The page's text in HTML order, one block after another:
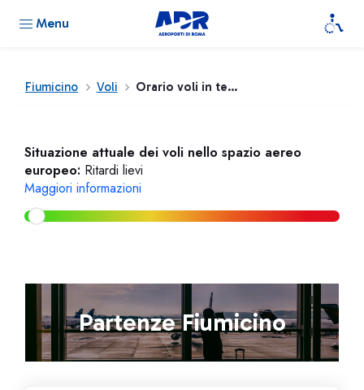
Menu
Fiumicino Voli Orario voli in tempo reale
Situazione attuale dei voli nello spazio aereo
europeo: Ritardi lievi
Maggiori informazioni
Partenze Fiumicino